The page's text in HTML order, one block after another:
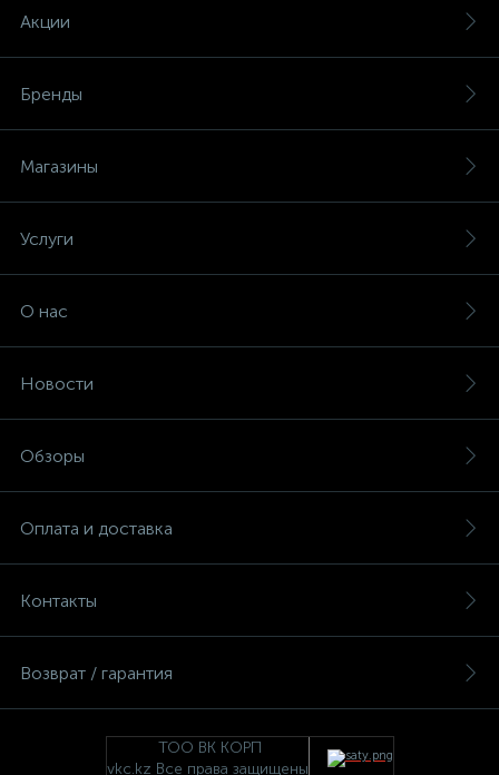
Акции
Бренды
Магазины
Услуги
О нас
Новости
Обзоры
Оплата и доставка
Контакты
Возврат / гарантия
ТОО ВК КОРП
vkc.kz Все права защищены